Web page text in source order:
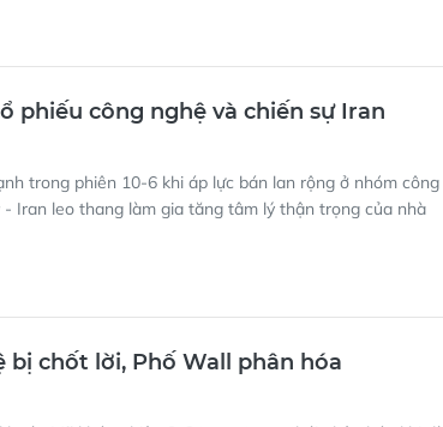
phiếu công nghệ và chiến sự Iran
trong phiên 10-6 khi áp lực bán lan rộng ở nhóm công
Iran leo thang làm gia tăng tâm lý thận trọng của nhà
bị chốt lời, Phố Wall phân hóa